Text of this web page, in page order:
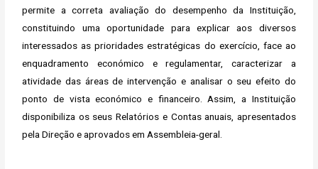
permite a correta avaliação do desempenho da Instituição,
constituindo uma oportunidade para explicar aos diversos
interessados as prioridades estratégicas do exercício, face ao
enquadramento económico e regulamentar, caracterizar a
atividade das áreas de intervenção e analisar o seu efeito do
ponto de vista económico e financeiro. Assim, a Instituição
disponibiliza os seus Relatórios e Contas anuais, apresentados
pela Direção e aprovados em Assembleia-geral.